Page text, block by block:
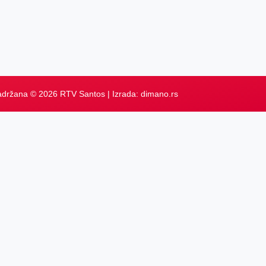
© 2026 RTV Santos | Izrada: dimano.rs